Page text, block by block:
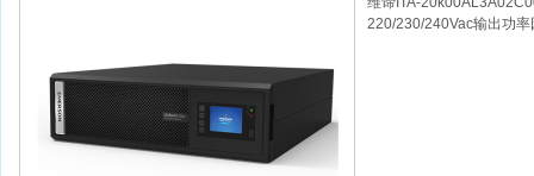
220/230/240Vac输出功